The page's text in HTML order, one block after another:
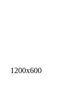
1200x600